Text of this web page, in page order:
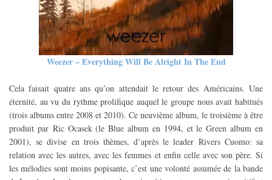
Weezer – Everything Will Be Alright In The End
Cela faisait quatre ans qu’on attendait le retour des Américains. Une
éternité, au vu du rythme prolifique auquel le groupe nous avait habitués
(trois albums entre 2008 et 2010). Ce neuvième album, le troisième à être
produit par Ric Ocasek (le Blue album en 1994, et le Green album en
2001), se divise en trois thèmes, d’après le leader Rivers Cuomo: sa
relation avec les autres, avec les femmes et enfin celle avec son père. Si
les mélodies sont moins popisante, c’est une volonté assumée de la bande